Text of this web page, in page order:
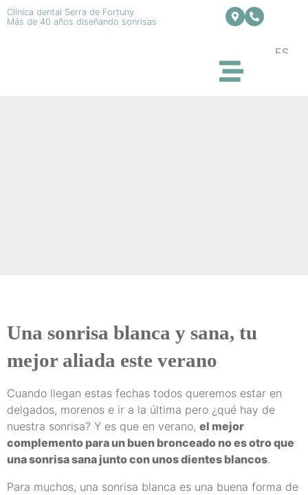
Clínica dental Serra de Fortuny
Más de 40 años diseñando sonrisas
ES
Una sonrisa blanca y sana, tu
mejor aliada este verano
Cuando llegan estas fechas todos queremos estar en
delgados, morenos e ir a la última pero ¿qué hay de
nuestra sonrisa? Y es que en verano, el mejor
complemento para un buen bronceado no es otro que
una sonrisa sana junto con unos dientes blancos.
Para muchos, una sonrisa blanca es una buena forma de